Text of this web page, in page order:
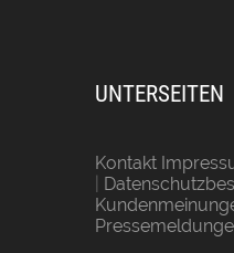
UNTERSEITEN
Kontakt